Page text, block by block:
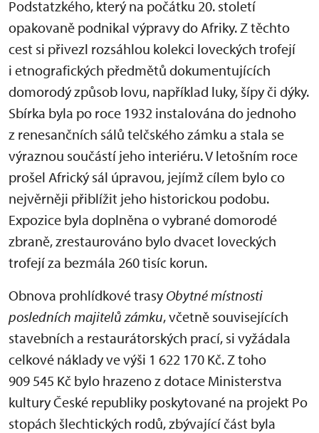
Podstatzkého, který na počátku 20. století
opakovaně podnikal výpravy do Afriky. Z těchto
cest si přivezl rozsáhlou kolekci loveckých trofejí
i etnografických předmětů dokumentujících
domorodý způsob lovu, například luky, šípy či dýky.
Sbírka byla po roce 1932 instalována do jednoho
z renesančních sálů telčského zámku a stala se
výraznou součástí jeho interiéru. V letošním roce
prošel Africký sál úpravou, jejímž cílem bylo co
nejvěrněji přiblížit jeho historickou podobu.
Expozice byla doplněna o vybrané domorodé
zbraně, zrestaurováno bylo dvacet loveckých
trofejí za bezmála 260 tisíc korun.
Obnova prohlídkové trasy Obytné místnosti
posledních majitelů zámku, včetně souvisejících
stavebních a restaurátorských prací, si vyžádala
celkové náklady ve výši 1 622 170 Kč. Z toho
909 545 Kč bylo hrazeno z dotace Ministerstva
kultury České republiky poskytované na projekt Po
stopách šlechtických rodů, zbývající část byla